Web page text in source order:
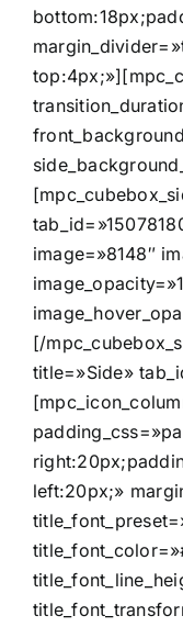
image=»8148″
[/
title=»Side»
left:20px;»